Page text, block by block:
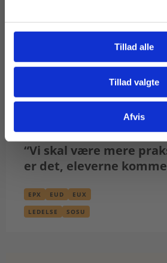
Tillad alle
Tillad valgte
Afvis
ARTIKEL
“Vi skal være mere
er det, eleverne
EPX EUD EUX
LEDELSE SOSU
Gå til